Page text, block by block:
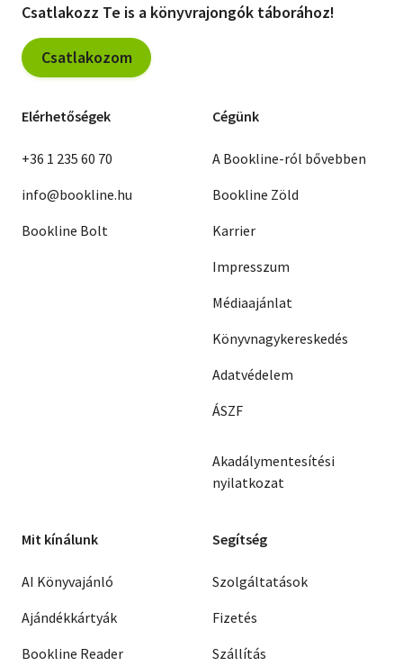
Csatlakozz Te is a könyvrajongók táborához!
Csatlakozom
Elérhetőségek
+36 1 235 60 70
info@bookline.hu
Bookline Bolt
Cégünk
A Bookline-ról bővebben
Bookline Zöld
Karrier
Impresszum
Médiaajánlat
Könyvnagykereskedés
Adatvédelem
ÁSZF
Akadálymentesítési
nyilatkozat
Mit kínálunk
AI Könyvajánló
Ajándékkártyák
Bookline Reader
Segítség
Szolgáltatások
Fizetés
Szállítás